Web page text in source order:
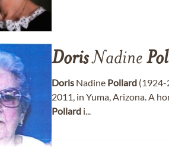
DorisNadine
Doris Nadine Pollard (1924-
2011, in Yuma, Arizona. A
Pollard i...